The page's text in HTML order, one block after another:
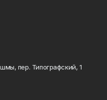
пер. Типографский, 1